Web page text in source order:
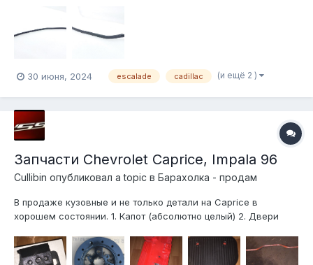
30 июня, 2024 escalade cadillac (и ещё 2 )
Запчасти Chevrolet Caprice, Impala 96
Cullibin опубликовал a topic в Барахолка - продам
В продаже кузовные и не только детали на Caprice в
хорошем состоянии. 1. Капот (абсолютно целый) 2. Двери
Стекла боковые. 5. Салон Серый и задний диван а-ля Impala.
6. Усилитель переднего бамп...